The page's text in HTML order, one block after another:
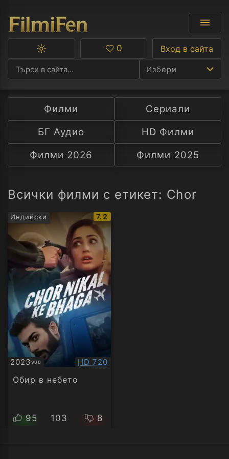
Избери
Ф
С
А
Превключване
тъмна
тема
Любими
0 Вход в сайта
Филми
Сериали
БГ Аудио
HD Филми
Филми 2026
Филми 2025
Всички филми с етикет: Chor
Индийски
IMDb
рейтинг:
7.2
2023SUB
Субтитри Качество:
HD 720
Обир в небето
95 103 8